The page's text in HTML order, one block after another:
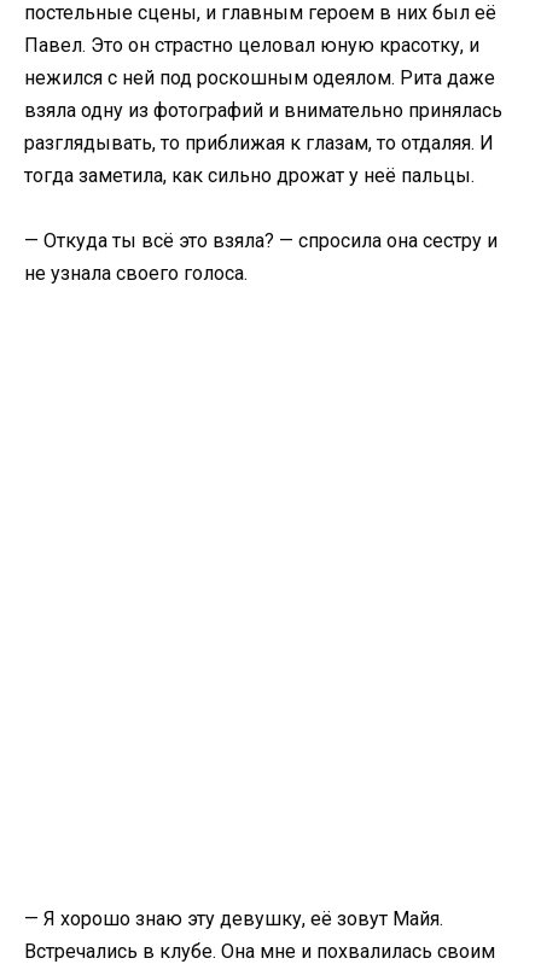
постельные сцены, и главным героем в них был её
Павел. Это он страстно целовал юную красотку, и
нежился с ней под роскошным одеялом. Рита даже
взяла одну из фотографий и внимательно принялась
разглядывать, то приближая к глазам, то отдаляя. И
тогда заметила, как сильно дрожат у неё пальцы.
— Откуда ты всё это взяла? — спросила она сестру и
не узнала своего голоса.
— Я хорошо знаю эту девушку, её зовут Майя.
Встречались в клубе. Она мне и похвалилась своим